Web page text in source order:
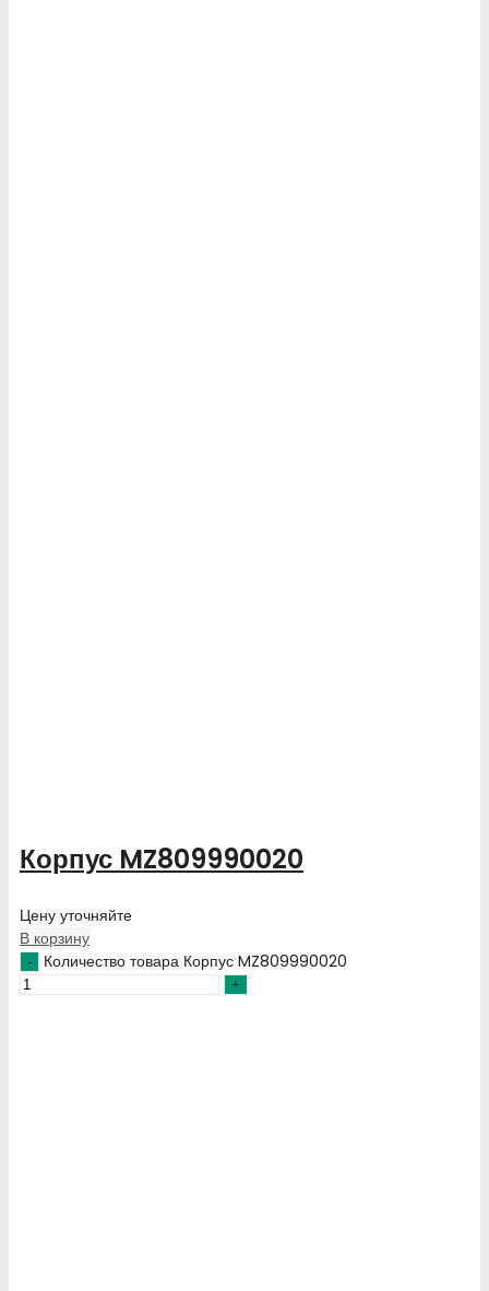
Корпус MZ809990020
Цену уточняйте
В корзину
Количество товара Корпус MZ809990020